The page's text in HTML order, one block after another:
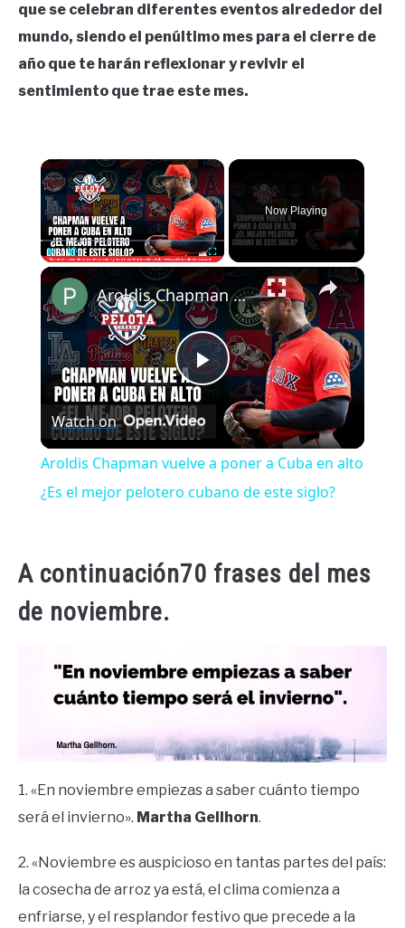
que se celebran diferentes eventos alrededor del
mundo, siendo el penúltimo mes para el cierre de
año que te harán reflexionar y revivir el
sentimiento que trae este mes.
×
Now Playing
×
Play
Video
Aroldis Chapman vuelve a poner a Cuba en alto ¿Es el mejor pelotero cubano de este siglo?
Watch on
Aroldis Chapman vuelve a poner a Cuba en alto
¿Es el mejor pelotero cubano de este siglo?
A continuación70 frases del mes
de noviembre.
1. «En noviembre empiezas a saber cuánto tiempo
será el invierno». Martha Gellhorn.
2. «Noviembre es auspicioso en tantas partes del país:
la cosecha de arroz ya está, el clima comienza a
enfriarse, y el resplandor festivo que precede a la